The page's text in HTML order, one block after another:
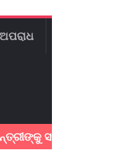
ଅପରାଧ
କଲେ ବରଗଡ